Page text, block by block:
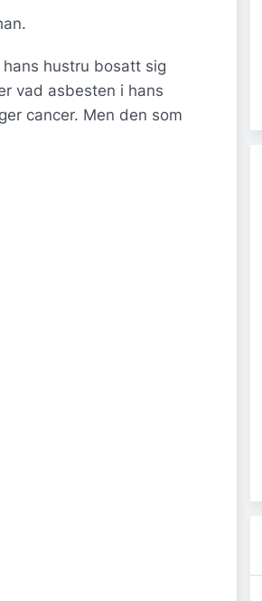
hustru bosatt sig
vad asbesten i hans
cancer. Men den som